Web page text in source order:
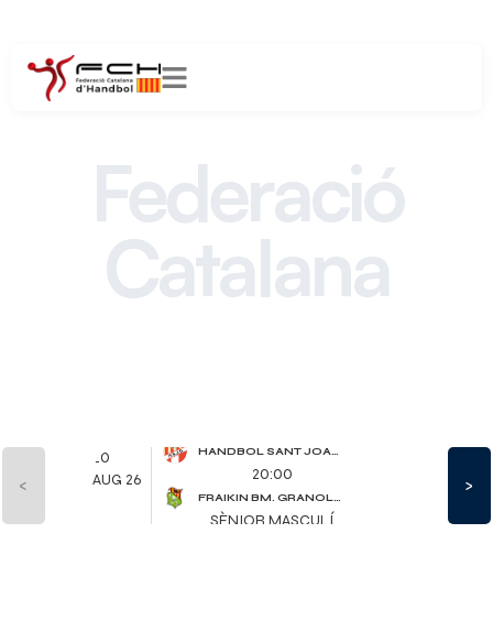
Federació
Catalana